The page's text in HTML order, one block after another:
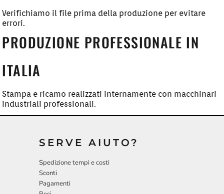
Verifichiamo il file prima della produzione per evitare
errori.
PRODUZIONE PROFESSIONALE IN
ITALIA
Stampa e ricamo realizzati internamente con macchinari
industriali professionali.
SERVE AIUTO?
Spedizione tempi e costi
Sconti
Pagamenti